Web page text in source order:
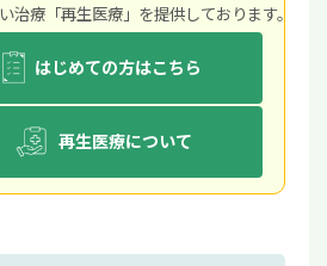
治療「再生医療」を提供しております。
はじめての方はこちら
再生医療について